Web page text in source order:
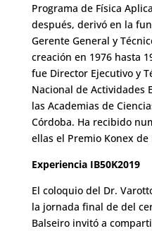
Programa de Física
después, derivó en la
Gerente General y
creación en 1976 hasta
fue Director Ejecutivo y
Nacional de Actividades
las Academias de
Córdoba. Ha recibido
ellas el Premio Konex de
Experiencia IB50K2019
El coloquio del Dr.
la jornada final de del
Balseiro invitó a